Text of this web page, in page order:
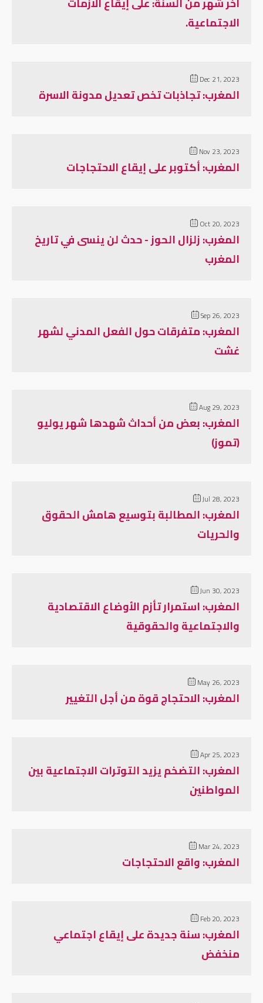
الاجتماعية.
Dec 21, 2023
المغرب: تجاذبات تخص تعديل مدونة الاسرة
Nov 23, 2023
المغرب: أكتوبر على إيقاع الاحتجاجات
Oct 20, 2023
المغرب: زلزال الحوز - حدث لن ينسى في تاريخ
المغرب
Sep 26, 2023
المغرب: متفرقات حول الفعل المدني لشهر
غشت
Aug 29, 2023
المغرب: بعض من أحداث شهدها شهر يوليو
(تموز)
Jul 28, 2023
المغرب: المطالبة بتوسيع هامش الحقوق
والحريات
Jun 30, 2023
المغرب: استمرار تأزم الأوضاع الاقتصادية
والاجتماعية والحقوقية
May 26, 2023
المغرب: الاحتجاج قوة من أجل التغيير
Apr 25, 2023
المغرب: التضخم يزيد التوترات الاجتماعية بين
المواطنين
Mar 24, 2023
المغرب: واقع الاحتجاجات
Feb 20, 2023
المغرب: سنة جديدة على إيقاع اجتماعي
منخفض